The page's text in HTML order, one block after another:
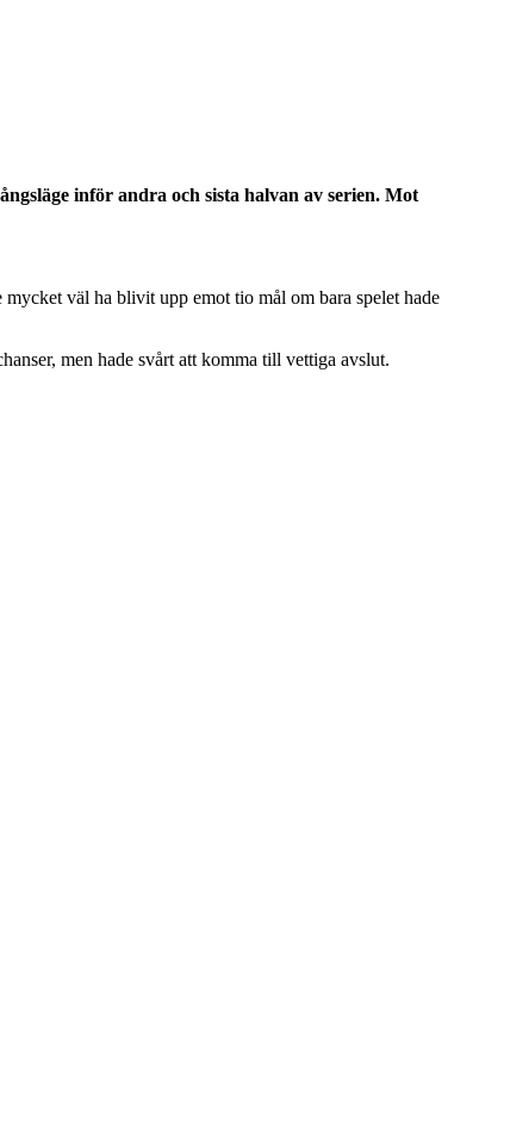
inför andra och sista halvan av serien. Mot
väl ha blivit upp emot tio mål om bara spelet hade
men hade svårt att komma till vettiga avslut.